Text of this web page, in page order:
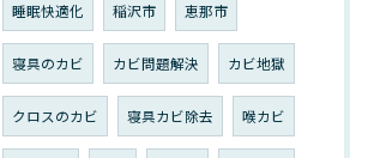
睡眠快適化 稲沢市 恵那市
寝具のカビ カビ問題解決 カビ地獄
クロスのカビ 寝具カビ除去 喉カビ